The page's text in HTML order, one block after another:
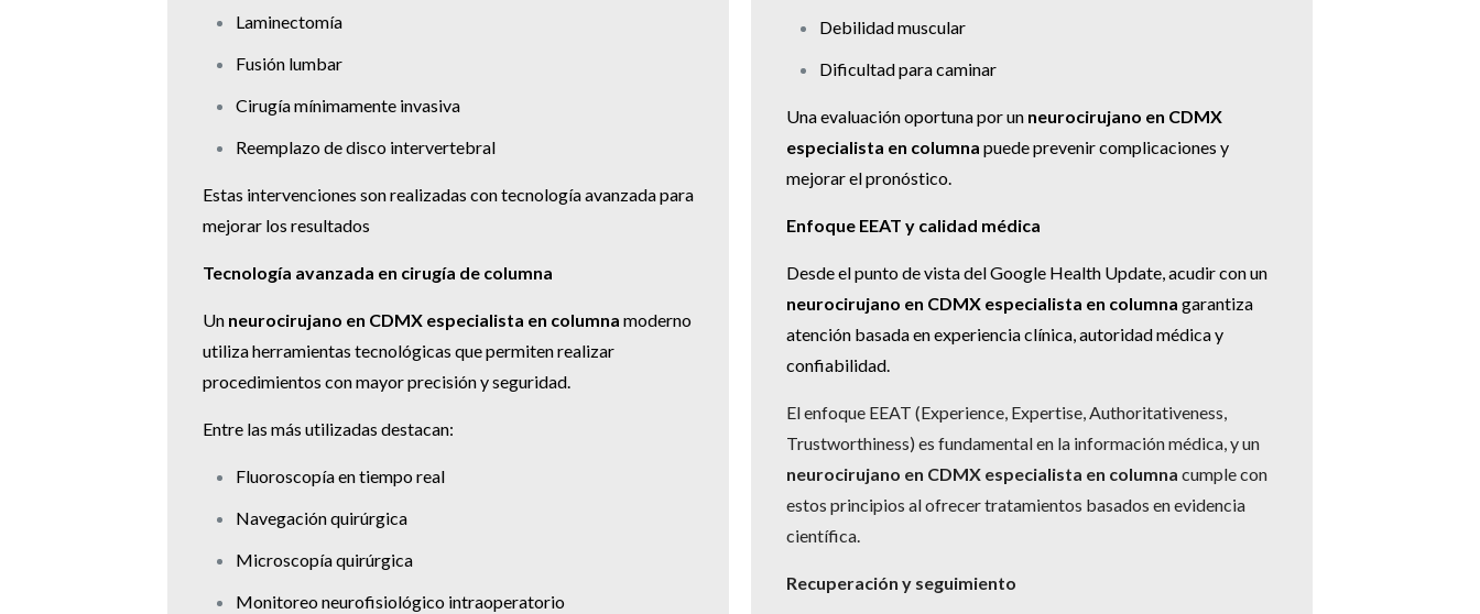
Laminectomía
Fusión lumbar
Cirugía mínimamente invasiva
Reemplazo de disco intervertebral
Estas intervenciones son realizadas con tecnología avanzada para
mejorar los resultados
Tecnología avanzada en cirugía de columna
Un neurocirujano en CDMX especialista en columna moderno
utiliza herramientas tecnológicas que permiten realizar
procedimientos con mayor precisión y seguridad.
Entre las más utilizadas destacan:
Fluoroscopía en tiempo real
Navegación quirúrgica
Microscopía quirúrgica
Monitoreo neurofisiológico intraoperatorio
Debilidad muscular
Dificultad para caminar
Una evaluación oportuna por un neurocirujano en CDMX
especialista en columna puede prevenir complicaciones y
mejorar el pronóstico.
Enfoque EEAT y calidad médica
Desde el punto de vista del Google Health Update, acudir con un
neurocirujano en CDMX especialista en columna garantiza
atención basada en experiencia clínica, autoridad médica y
confiabilidad.
El enfoque EEAT (Experience, Expertise, Authoritativeness,
Trustworthiness) es fundamental en la información médica, y un
neurocirujano en CDMX especialista en columna cumple con
estos principios al ofrecer tratamientos basados en evidencia
científica.
Recuperación y seguimiento